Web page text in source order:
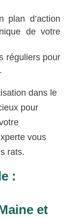
plan d’action
de votre
réguliers pour
dans le
pour
vous
rats.
:
et